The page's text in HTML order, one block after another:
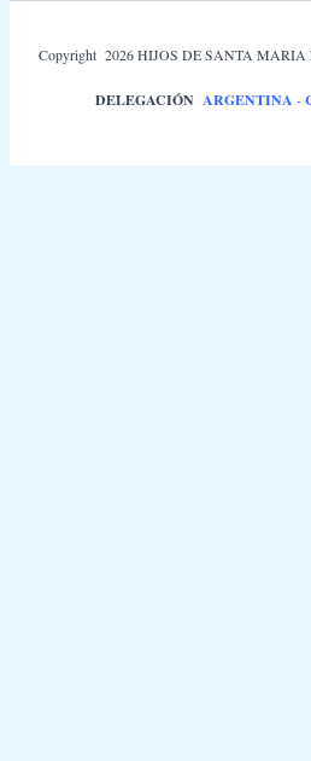
Copyright 2026 HIJOS DE SANTA
DELEGACIÓN ARGENTINA -